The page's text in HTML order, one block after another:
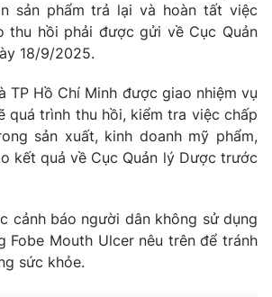
VTV Thể thao
Tấm lòng Việt
VTV8
sản phẩm trả lại và hoàn tất việc
thu hồi phải được gửi về Cục Quản
18/9/2025.
TP Hồ Chí Minh được giao nhiệm vụ
quá trình thu hồi, kiểm tra việc chấp
sản xuất, kinh doanh mỹ phẩm,
kết quả về Cục Quản lý Dược trước
cảnh báo người dân không sử dụng
Fobe Mouth Ulcer nêu trên để tránh
sức khỏe.